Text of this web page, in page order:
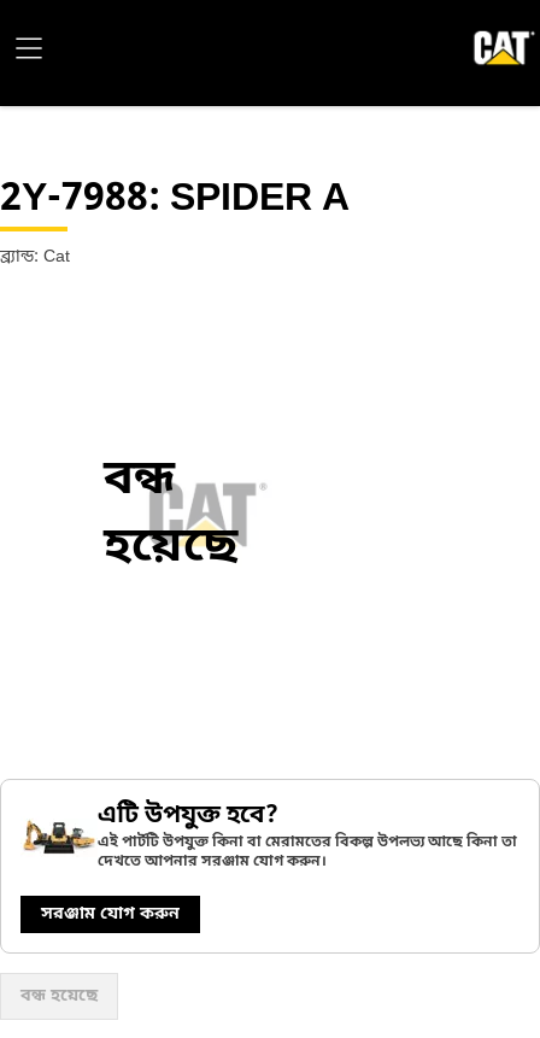
2Y-7988: SPIDER A
ব্র্যান্ড: Cat
বন্ধ
হয়েছে
এটি উপযুক্ত হবে?
এই পার্টটি উপযুক্ত কিনা বা মেরামতের বিকল্প উপলভ্য আছে কিনা তা
দেখতে আপনার সরঞ্জাম যোগ করুন।
সরঞ্জাম যোগ করুন
বন্ধ হয়েছে